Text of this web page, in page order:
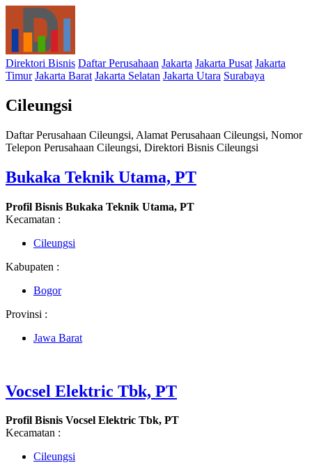
Direktori Bisnis Daftar Perusahaan Jakarta Jakarta Pusat Jakarta
Timur Jakarta Barat Jakarta Selatan Jakarta Utara Surabaya
Cileungsi
Daftar Perusahaan Cileungsi, Alamat Perusahaan Cileungsi, Nomor
Telepon Perusahaan Cileungsi, Direktori Bisnis Cileungsi
Bukaka Teknik Utama, PT
Profil Bisnis Bukaka Teknik Utama, PT
Kecamatan :
Cileungsi
Kabupaten :
Bogor
Provinsi :
Jawa Barat
Vocsel Elektric Tbk, PT
Profil Bisnis Vocsel Elektric Tbk, PT
Kecamatan :
Cileungsi